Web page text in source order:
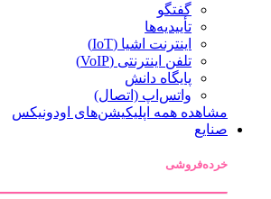
گفتگو
تأییدیه‌ها
اینترنت اشیا (IoT)
تلفن اینترنتی (VoIP)
پایگاه دانش
واتس‌اپ (اتصال)
مشاهده همه اپلیکیشن‌های اودونیکس
صنایع
خرده‌فروشی